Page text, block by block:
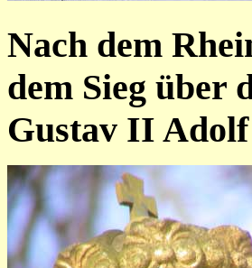
Nach dem
dem Sieg über
Gustav II